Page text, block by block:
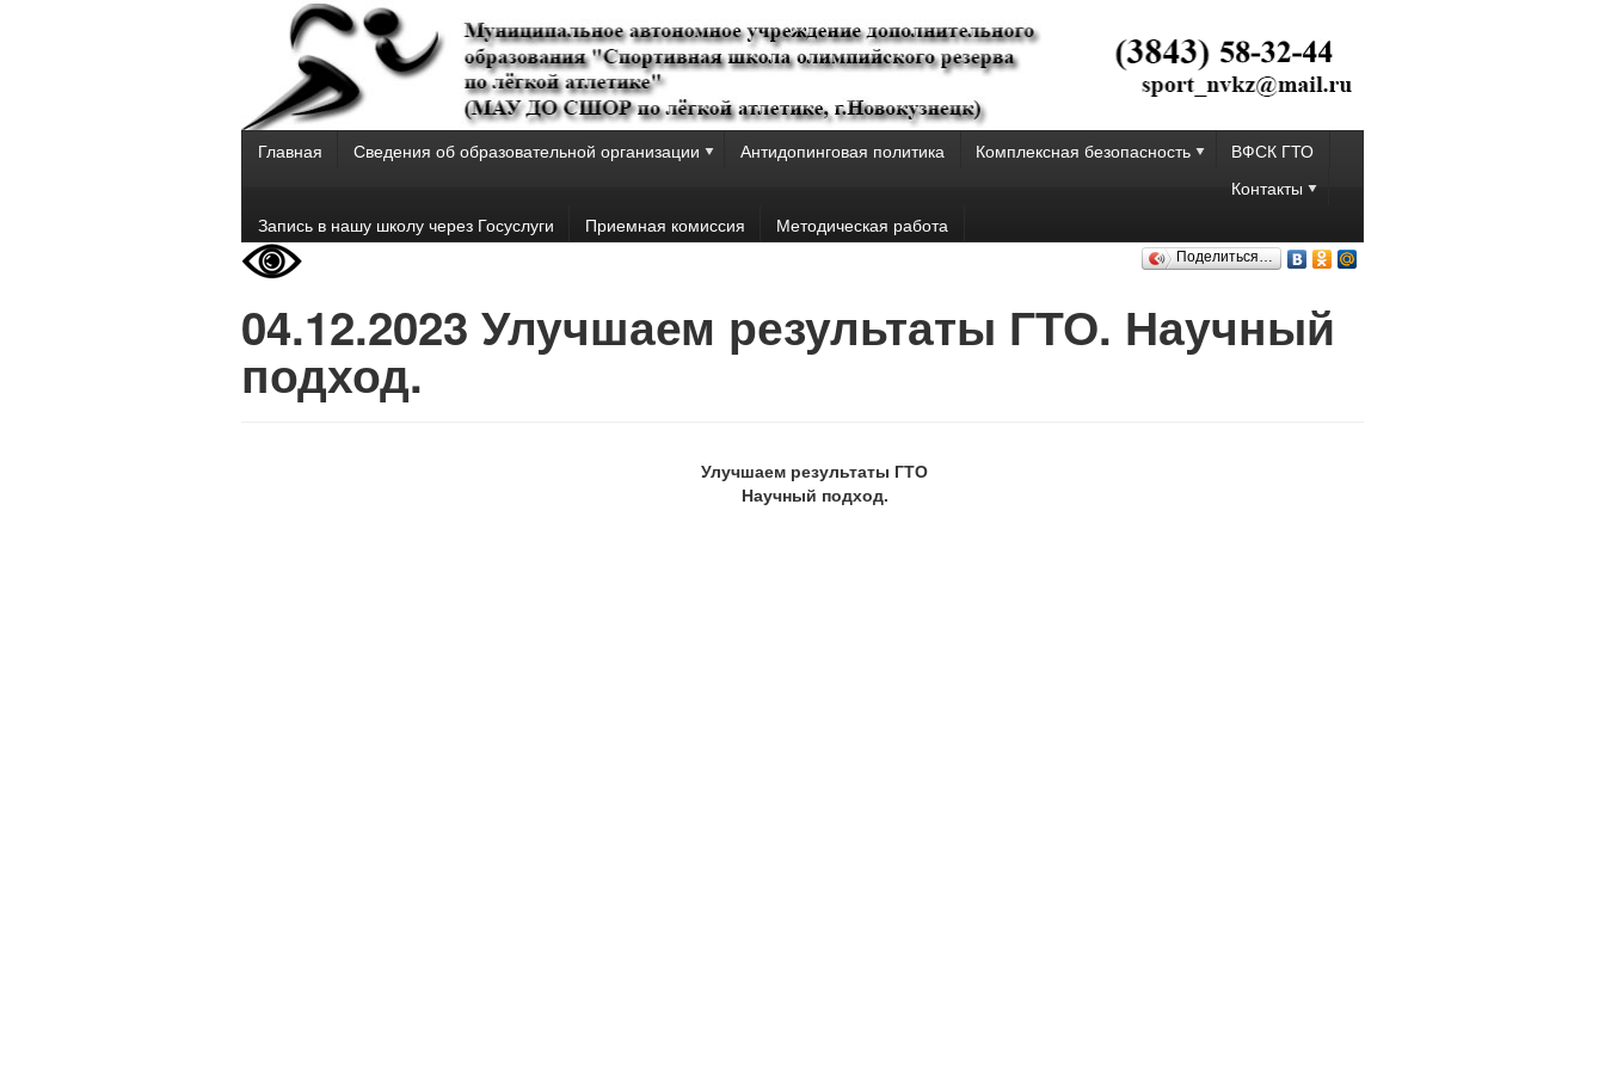
Главная Сведения об образовательной организации Антидопинговая политика Комплексная безопасность
ВФСК ГТО
Контакты
Запись в нашу школу через Госуслуги
Приемная комиссия Методическая работа
Поделиться…
04.12.2023 Улучшаем результаты ГТО. Научный
подход.
Улучшаем результаты ГТО
Научный подход.